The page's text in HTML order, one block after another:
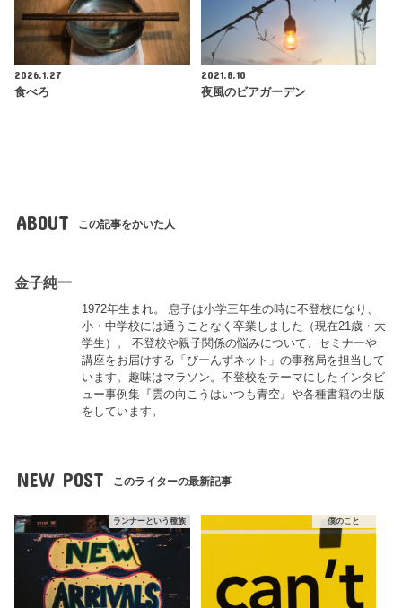
2026.1.27
食べろ
2021.8.10
夜風のビアガーデン
ABOUT この記事をかいた人
金子純一
1972年生まれ。 息子は小学三年生の時に不登校になり、
小・中学校には通うことなく卒業しました（現在21歳・大
学生）。 不登校や親子関係の悩みについて、セミナーや
講座をお届けする「びーんずネット」の事務局を担当して
います。趣味はマラソン。不登校をテーマにしたインタビ
ュー事例集『雲の向こうはいつも青空』や各種書籍の出版
をしています。
NEW POST このライターの最新記事
ランナーという種族 僕のこと